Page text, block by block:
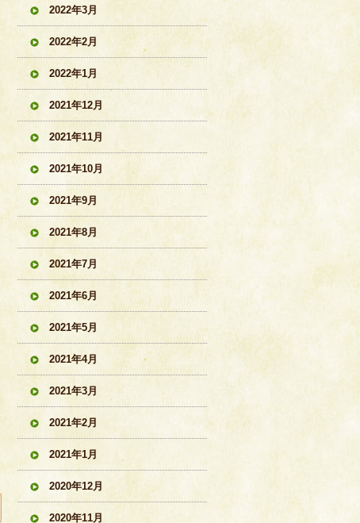
2022年3月
2022年2月
2022年1月
2021年12月
2021年11月
2021年10月
2021年9月
2021年8月
2021年7月
2021年6月
2021年5月
2021年4月
2021年3月
2021年2月
2021年1月
2020年12月
2020年11月